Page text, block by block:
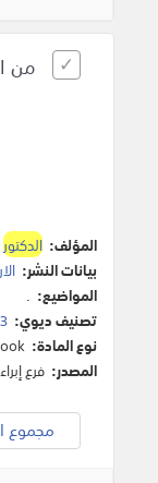
من
المؤلف: الدكتور
بيانات النشر:
المواضيع: .
تصنيف ديوي:
نوع المادة:
المصدر: فرع إبراء
مجموع